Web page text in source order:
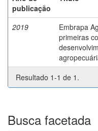
publicação
2019
Embrapa
primeiras
Resultado 1-1 de 1.
Busca facetada